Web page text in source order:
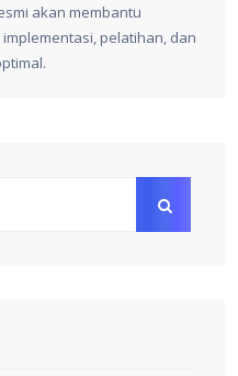
akan membantu
pelatihan, dan